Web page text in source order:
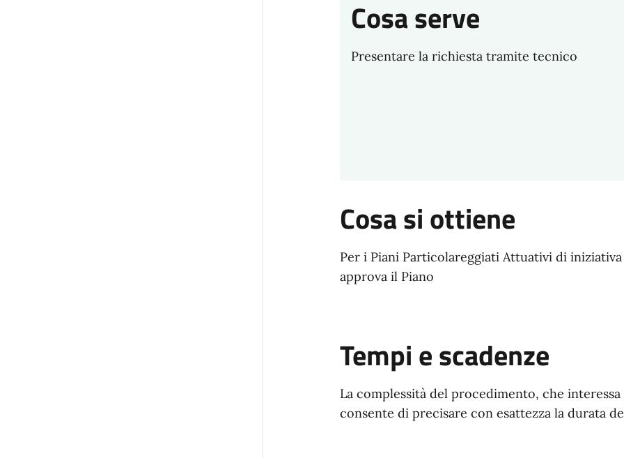
Cosa serve
Presentare la richiesta tramite tecnico
Cosa si ottiene
Per i Piani Particolareggiati Attuativi di
approva il Piano
Tempi e scadenze
La complessità del procedimento, che
consente di precisare con esattezza la durata